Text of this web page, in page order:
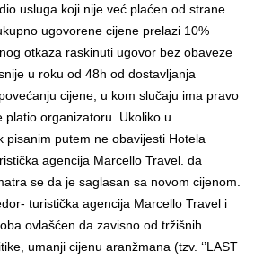
usluga koji nije već plaćen od strane
ugovorene cijene prelazi 10%
otkaza raskinuti ugovor bez obaveze
u roku od 48h od dostavljanja
cijene, u kom slučaju ima pravo
platio organizatoru. Ukoliko u
pisanim putem ne obavijesti Hotela
agencija Marcello Travel. da
se da je saglasan sa novom cijenom.
turistička agencija Marcello Travel i
ovlašćen da zavisno od tržišnih
umanji cijenu aranžmana (tzv. ‘’LAST